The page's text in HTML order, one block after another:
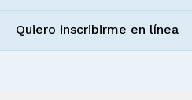
Quiero inscribirme en línea